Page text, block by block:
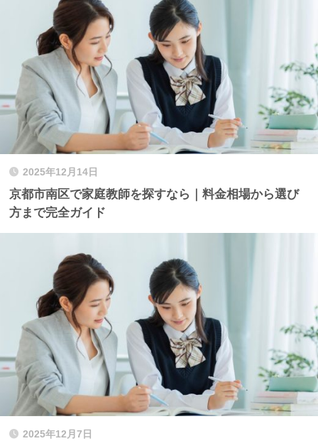
2025年12月14日
京都市南区で家庭教師を探すなら｜料金相場から選び
方まで完全ガイド
2025年12月7日